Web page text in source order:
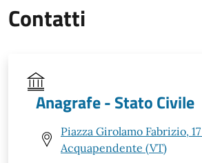
Contatti
Anagrafe - Stato Civile
Piazza Girolamo Fabrizio, 17
Acquapendente (VT)